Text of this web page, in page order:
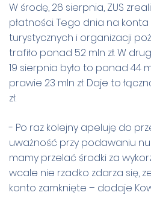
W środę, 26 sierpnia, ZUS
płatności. Tego dnia na
turystycznych i organizacji
trafiło ponad 52 mln zł. W
19 sierpnia było to ponad 44
prawie 23 mln zł. Daje to
zł.
- Po raz kolejny apeluję do
uważność przy podawaniu
mamy przelać środki za
wcale nie rzadko zdarza się,
konto zamknięte – dodaje